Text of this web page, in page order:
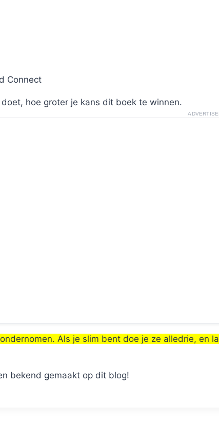
Connect
hoe groter je kans dit boek te winnen.
Als je slim bent doe je ze alledrie, en
bekend gemaakt op dit blog!